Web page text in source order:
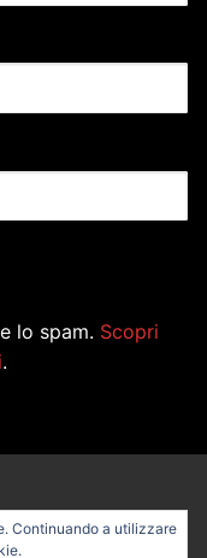
lo spam. Scopri
.
Continuando a utilizzare